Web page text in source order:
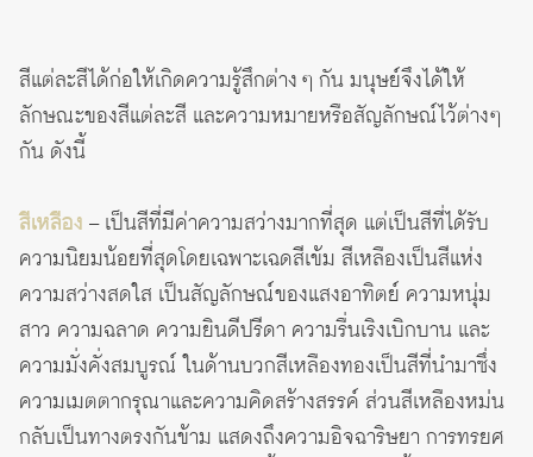
สีแต่ละสีได้ก่อให้เกิดความรู้สึกต่าง ๆ กัน มนุษย์จึงได้ให้
ลักษณะของสีแต่ละสี และความหมายหรือสัญลักษณ์ไว้ต่างๆ
กัน ดังนี้
สีเหลือง – เป็นสีที่มีค่าความสว่างมากที่สุด แต่เป็นสีที่ได้รับ
ความนิยมน้อยที่สุดโดยเฉพาะเฉดสีเข้ม สีเหลืองเป็นสีแห่ง
ความสว่างสดใส เป็นสัญลักษณ์ของแสงอาทิตย์ ความหนุ่ม
สาว ความฉลาด ความยินดีปรีดา ความรื่นเริงเบิกบาน และ
ความมั่งคั่งสมบูรณ์ ในด้านบวกสีเหลืองทองเป็นสีที่นำมาซึ่ง
ความเมตตากรุณาและความคิดสร้างสรรค์ ส่วนสีเหลืองหม่น
กลับเป็นทางตรงกันข้าม แสดงถึงความอิจฉาริษยา การทรยศ